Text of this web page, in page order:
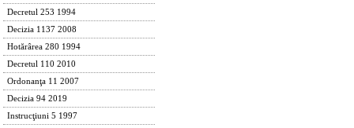
Decretul 253 1994
Decizia 1137 2008
Hotărârea 280 1994
Decretul 110 2010
Ordonanţa 11 2007
Decizia 94 2019
Instrucţiuni 5 1997